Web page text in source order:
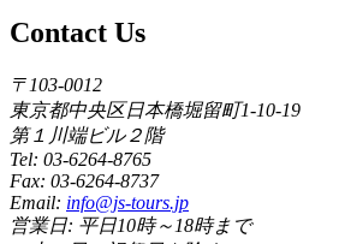
Contact Us
〒103-0012
東京都中央区日本橋堀留町1-10-19
第１川端ビル２階
Tel: 03-6264-8765
Fax: 03-6264-8737
Email: info@js-tours.jp
営業日: 平日10時～18時まで